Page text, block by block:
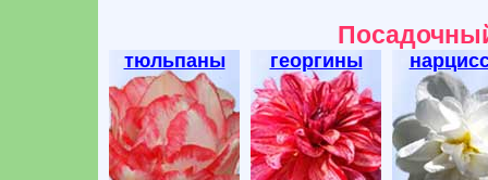
тюльпаны георгины